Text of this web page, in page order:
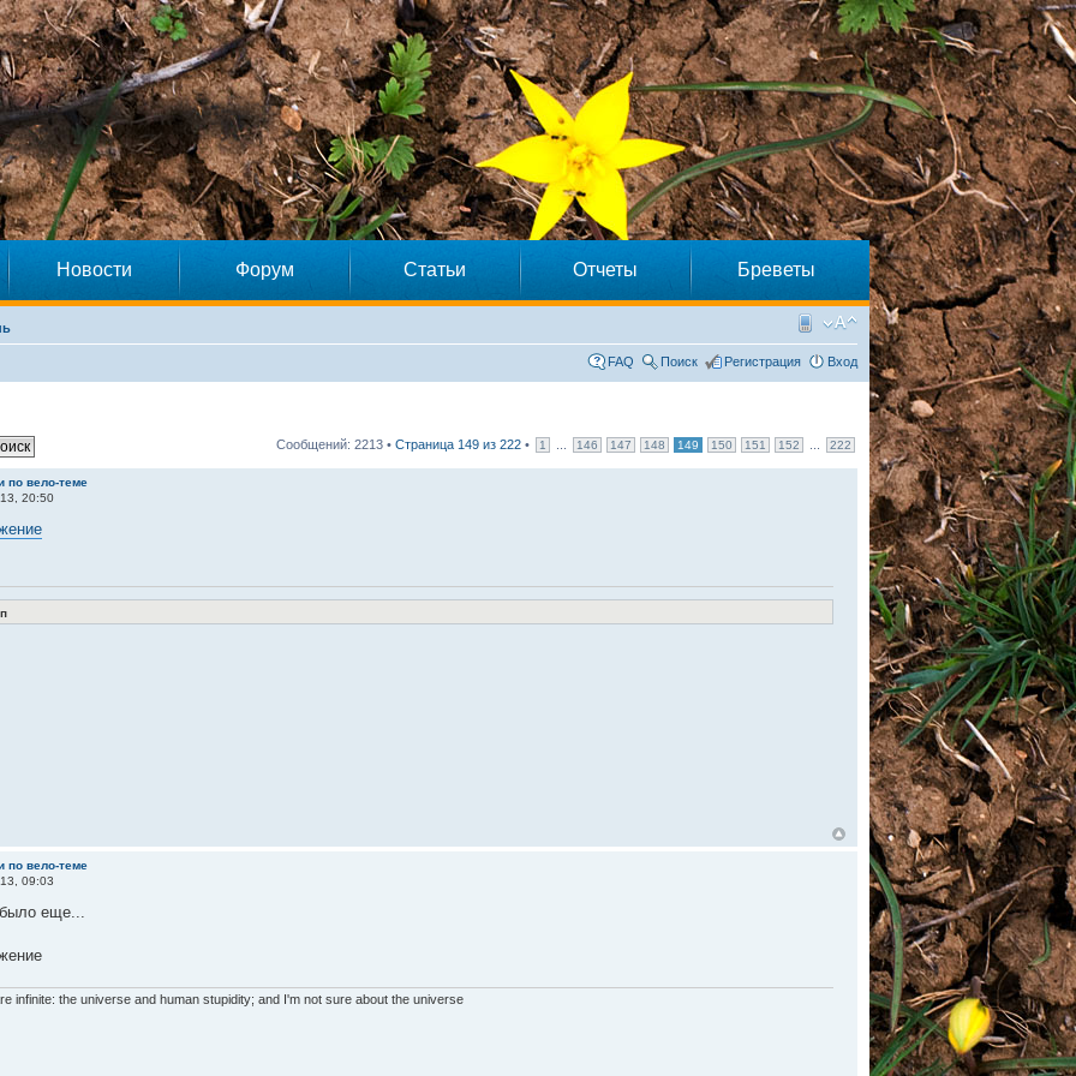
Новости Форум Статьи Отчеты Бреветы
FAQ Поиск Регистрация Вход
Сообщений: 2213 • Страница 149 из 222 • 1 146 147 148 149 150 151 152 222
по вело-теме
20:50
по вело-теме
09:03
еще...
infinite: the universe and human stupidity; and I'm not sure about the universe